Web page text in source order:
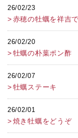
26/02/23
赤穂の牡蠣を祥吉
26/02/20
牡蠣の朴葉ポン酢
26/02/07
牡蠣ステーキ
26/02/01
焼き牡蠣をどうぞ